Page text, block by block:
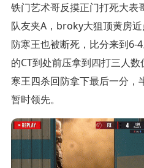
铁门艺术哥反摸正门打死大表
队友夹A，broky大狙顶黄房
防寒王也被断死，比分来到6-
的CT到处前压拿到四打三人
寒王四杀回防拿下最后一分，
暂时领先。